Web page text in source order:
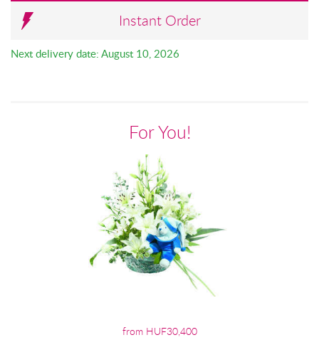
Instant Order
Next delivery date: August 10, 2026
For You!
from HUF30,400